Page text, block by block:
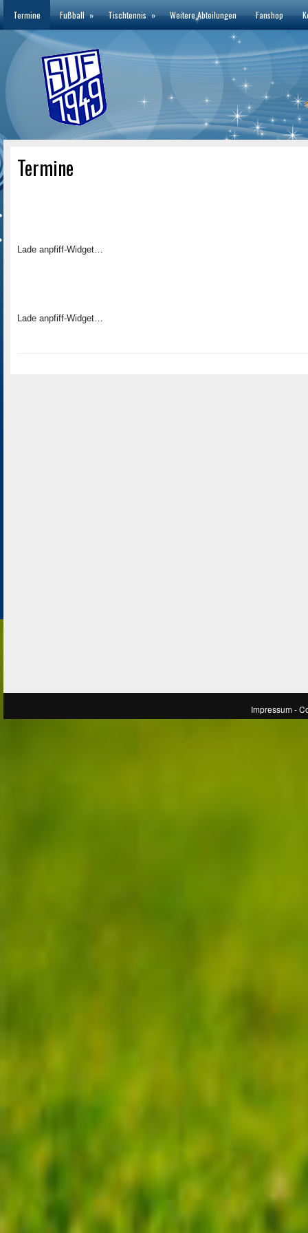
Termine Fußball » Tischtennis » Weitere Abteilungen Fanshop
Termine
Lade anpfiff-Widget…
Lade anpfiff-Widget…
Impressum-